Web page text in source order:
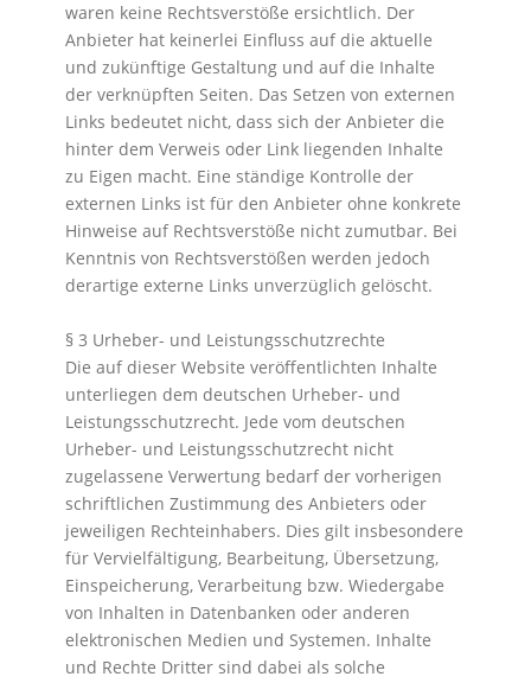
waren keine Rechtsverstöße ersichtlich. Der
Anbieter hat keinerlei Einfluss auf die aktuelle
und zukünftige Gestaltung und auf die Inhalte
der verknüpften Seiten. Das Setzen von externen
Links bedeutet nicht, dass sich der Anbieter die
hinter dem Verweis oder Link liegenden Inhalte
zu Eigen macht. Eine ständige Kontrolle der
externen Links ist für den Anbieter ohne konkrete
Hinweise auf Rechtsverstöße nicht zumutbar. Bei
Kenntnis von Rechtsverstößen werden jedoch
derartige externe Links unverzüglich gelöscht.
§ 3 Urheber- und Leistungsschutzrechte
Die auf dieser Website veröffentlichten Inhalte
unterliegen dem deutschen Urheber- und
Leistungsschutzrecht. Jede vom deutschen
Urheber- und Leistungsschutzrecht nicht
zugelassene Verwertung bedarf der vorherigen
schriftlichen Zustimmung des Anbieters oder
jeweiligen Rechteinhabers. Dies gilt insbesondere
für Vervielfältigung, Bearbeitung, Übersetzung,
Einspeicherung, Verarbeitung bzw. Wiedergabe
von Inhalten in Datenbanken oder anderen
elektronischen Medien und Systemen. Inhalte
und Rechte Dritter sind dabei als solche